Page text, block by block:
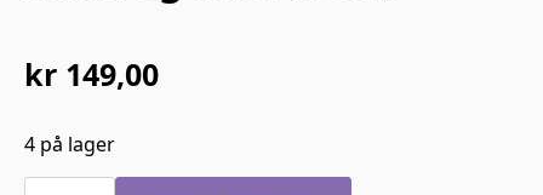
kr 149,00
4 på lager
Beaphar